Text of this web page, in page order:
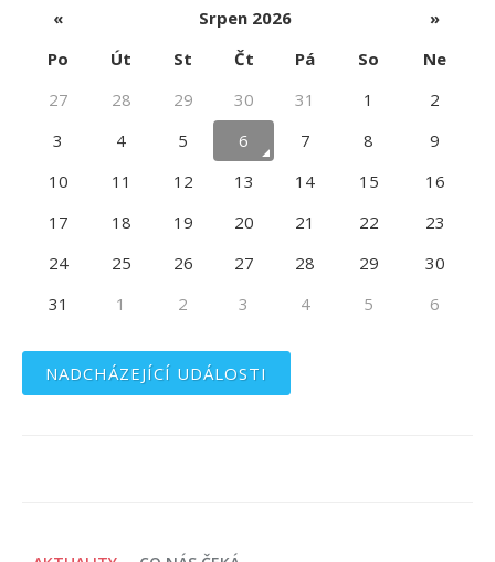
« Srpen 2026
»
Po
Út St Čt Pá So
Ne
27
28 29 30 31 1
2
3
4 5 6 7 8
9
10
11 12 13 14 15
16
17
18 19 20 21 22
23
24
25 26 27 28 29
30
31
1 2 3 4 5 6
NADCHÁZEJÍCÍ UDÁLOSTI